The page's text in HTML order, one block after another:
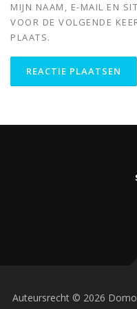
MIJN NAAM, E-MAIL EN
VOOR DE VOLGENDE
PLAATS.
Auteursrecht © 2026